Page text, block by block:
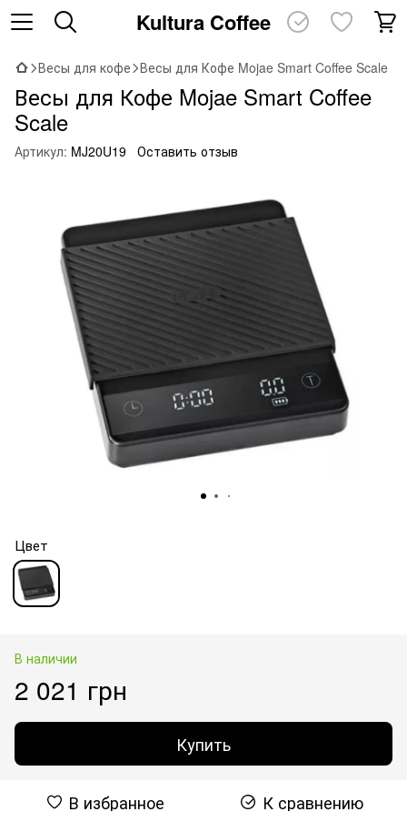
Kultura Coffee
Весы для кофе Весы для Кофе Mojae Smart Coffee Scale
Весы для Кофе Mojae Smart Coffee
Scale
Артикул: MJ20U19 Оставить отзыв
Цвет
В наличии
2 021 грн
Купить
В избранное К сравнению